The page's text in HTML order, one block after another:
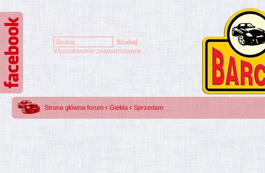
Wyszukiwanie zaawansowane
Strona główna forum ‹ Giełda ‹ Sprzedam